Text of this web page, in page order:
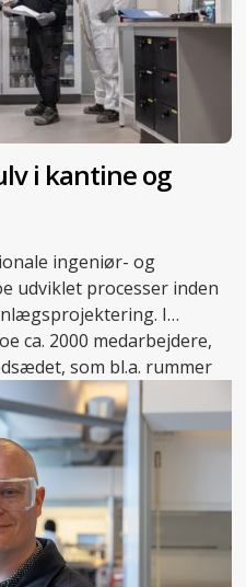
i kantine og
ingeniør- og
udviklet processer inden
I
ca. 2000 medarbejdere,
som bl.a. rummer
rammen om